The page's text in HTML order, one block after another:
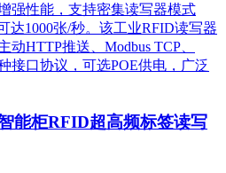
强性能，支持密集读写器模式
达1000张/秒。该工业RFID读写器
HTTP推送、Modbus TCP、
接口协议，可选POE供电，广泛
能柜RFID超高频标签读写